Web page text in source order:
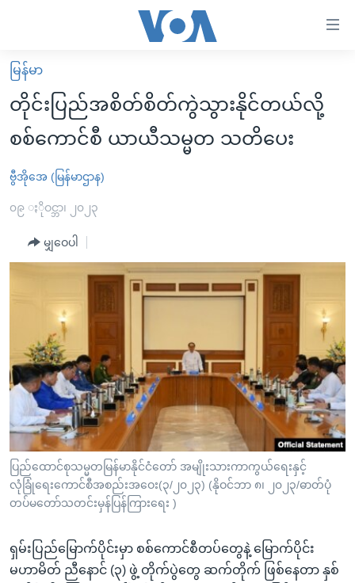
လွယ်ကူ
စေ
သည့်
များ
ပင်မ
အ
ညွန်း
စာမျက်နှာ
သို့
ကျော်
ကြည့်
ရန်
ရှာဖွေ
နေရာ
သို့
မူလစာမျက်နှာ
မြန်မာ
ကမ္ဘာ့သတင်းများ
နိုင်ငံတကာ
အစ္စရေး-ပါလက်စတိုင်း
ဗွီဒီယို
အင်္ဂလိပ်စာလေ့လာမယ်
အမေရိကန်သုံးအီဒီယံ
မကြေးမုံရဲ့ အင်္ဂလိပ်စာ
ရုပ်ရှင်ထဲက အင်္ဂလိပ်စာ
သုတပဒေသာ အင်္ဂလိပ်စာ
အပတ်စဉ်ကဏ္ဍများ
ရေဒီယို
တီဗွီ
ရေဒီယိုနှင့်ရုပ်သံ အချက်အလက်များ
ရေဒီယို/တီဗွီအစီအစဉ်
Learning English
ဗွီအိုအေ လူမှုကွန်ယက်များ
ဘာသာစကားများ
မြန်မာ
တိုင်းပြည်အစိတ်စိတ်ကွဲသွားနိုင်တယ်လို့
စစ်ကောင်စီ ယာယီသမ္မတ သတိပေး
ဗွီအိုအေ (မြန်မာဌာန)
၀၉ ႏိုဝင္ဘာ၊ ၂၀၂၃
မျှဝေပါ
ပြည်ထောင်စုသမ္မတမြန်မာနိုင်ငံတော် အမျိုးသားကာကွယ်ရေးနှင့်
လုံခြုံရေးကောင်စီအစည်းအဝေး(၃/၂၀၂၃) (နိုဝင်ဘာ ၈၊ ၂၀၂၃/ဓာတ်ပုံ
တပ်မတော်သတင်းမှန်ပြန်ကြားရေး )
ရှမ်းပြည်မြောက်ပိုင်းမှာ စစ်ကောင်စီတပ်တွေနဲ့ မြောက်ပိုင်း
မဟာမိတ် ညီနောင် (၃) ဖွဲ့ တိုက်ပွဲတွေ ဆက်တိုက် ဖြစ်နေတာ နှစ်